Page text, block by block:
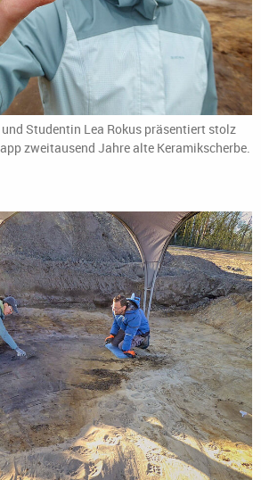
Studentin Lea Rokus präsentiert stolz
zweitausend Jahre alte Keramikscherbe.